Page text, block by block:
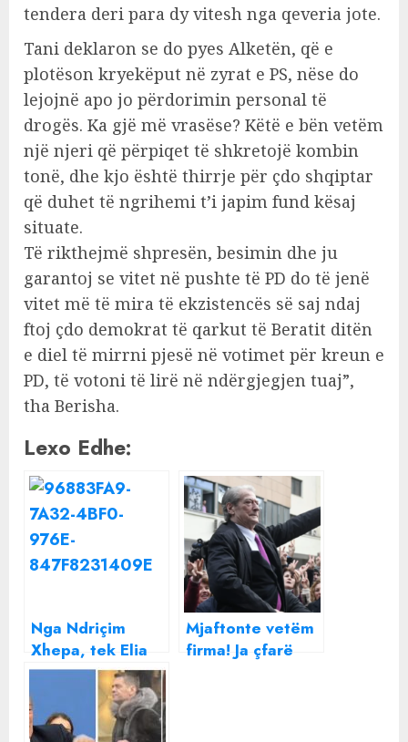
tendera deri para dy vitesh nga qeveria jote.
Tani deklaron se do pyes Alketën, që e
plotëson kryekëput në zyrat e PS, nëse do
lejojnë apo jo përdorimin personal të
drogës. Ka gjë më vrasëse? Këtë e bën vetëm
një njeri që përpiqet të shkretojë kombin
tonë, dhe kjo është thirrje për çdo shqiptar
që duhet të ngrihemi t’i japim fund kësaj
situate.
Të rikthejmë shpresën, besimin dhe ju
garantoj se vitet në pushte të PD do të jenë
vitet më të mira të ekzistencës së saj ndaj
ftoj çdo demokrat të qarkut të Beratit ditën
e diel të mirrni pjesë në votimet për kreun e
PD, të votoni të lirë në ndërgjegjen tuaj”,
tha Berisha.
Lexo Edhe:
Nga Ndriçim
Xhepa, tek Elia
Zaharia e Laert
Vasili, aktorët e
Teatrit Kombëtar
letër Ramës: Na
Mjaftonte vetëm
firma! Ja çfarë